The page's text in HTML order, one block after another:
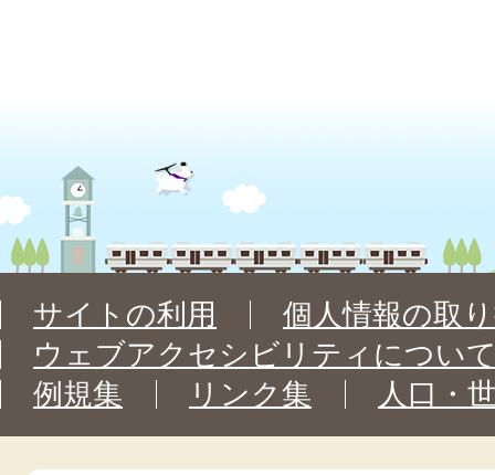
サイトの利用
個人情報の取
ウェブアクセシビリティについ
例規集
リンク集 人口・